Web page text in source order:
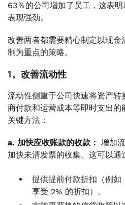
63％的公司增加了员工，这表
表现强劲。
改善两者都需要精心制定以现
制为重点的策略。
1。改善流动性
流动性侧重于公司快速将资产
商付款和运营成本等即时支出
关键方法：
a. 加快应收账款的收款： 增加
加快未清发票的收集。这可以通
提供提前付款折扣（例如
享受 2% 的折扣）。